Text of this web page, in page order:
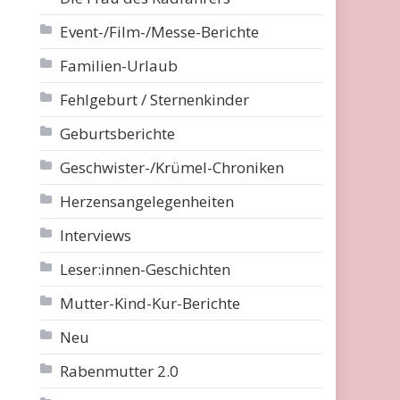
Event-/Film-/Messe-Berichte
Familien-Urlaub
Fehlgeburt / Sternenkinder
Geburtsberichte
Geschwister-/Krümel-Chroniken
Herzensangelegenheiten
Interviews
Leser:innen-Geschichten
Mutter-Kind-Kur-Berichte
Neu
Rabenmutter 2.0